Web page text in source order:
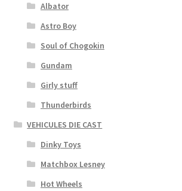
Albator
Astro Boy
Soul of Chogokin
Gundam
Girly stuff
Thunderbirds
VEHICULES DIE CAST
Dinky Toys
Matchbox Lesney
Hot Wheels